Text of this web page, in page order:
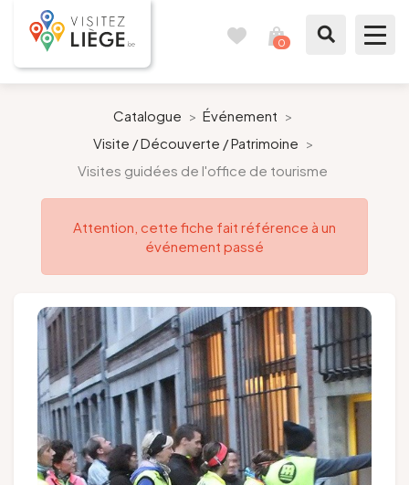
0
Comme un Liégeois
Préparer mon séjour
Agenda
Presse
Groupes et voyagistes
Catalogue > Événement >
Visite / Découverte / Patrimoine >
Visites guidées de l'office de tourisme
Attention, cette fiche fait référence à un
événement passé